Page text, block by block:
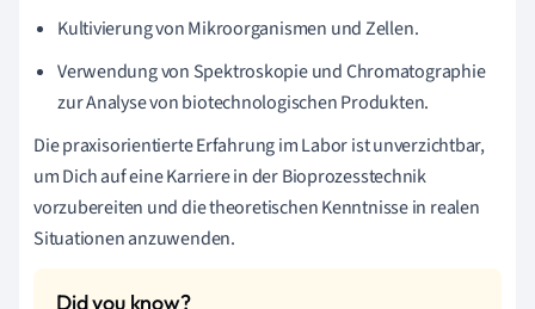
Kultivierung von Mikroorganismen und Zellen.
Verwendung von Spektroskopie und Chromatographie
zur Analyse von biotechnologischen Produkten.
Die praxisorientierte Erfahrung im Labor ist unverzichtbar,
um Dich auf eine Karriere in der Bioprozesstechnik
vorzubereiten und die theoretischen Kenntnisse in realen
Situationen anzuwenden.